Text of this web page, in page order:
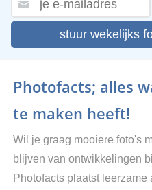
stuur wekelijks
Photofacts; alles
te maken heeft!
Wil je graag mooiere foto's
blijven van ontwikkelingen
Photofacts plaatst